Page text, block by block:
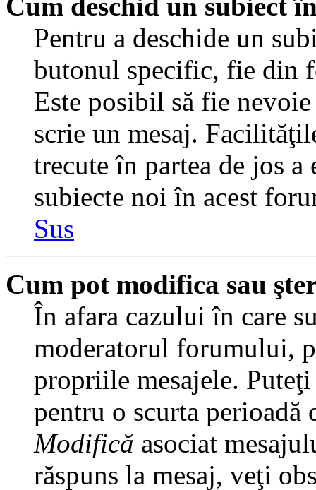
Cum deschid un subiect
Pentru a deschide un
butonul specific, fie din
Este posibil să fie
scrie un mesaj.
trecute în partea de jos
subiecte noi în acest
Sus
Cum pot modifica sau
În afara cazului în care
moderatorul forumului,
propriile mesajele.
pentru o scurta perioadă
Modifică asociat
răspuns la mesaj, veţi